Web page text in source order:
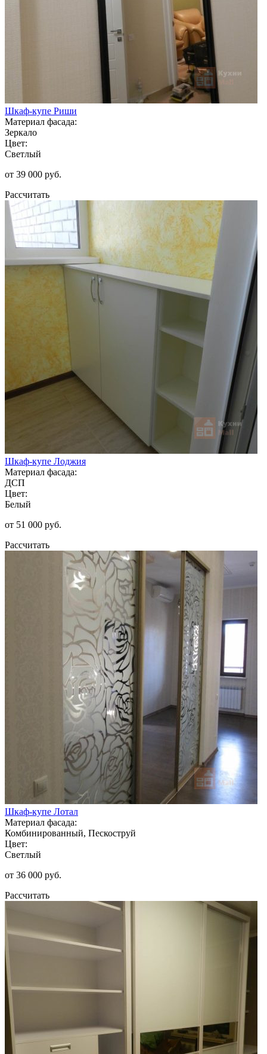
Шкаф-купе Риши
Материал фасада:
Зеркало
Цвет:
Светлый
от 39 000 руб.
Рассчитать
Шкаф-купе Лоджия
Материал фасада:
ДСП
Цвет:
Белый
от 51 000 руб.
Рассчитать
Шкаф-купе Лотал
Материал фасада:
Комбинированный, Пескоструй
Цвет:
Светлый
от 36 000 руб.
Рассчитать